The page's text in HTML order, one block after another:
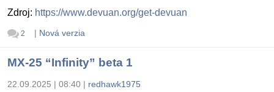
Zdroj: https://www.devuan.org/get-devuan
2 | Nová verzia
MX-25 “Infinity” beta 1
22.09.2025 | 08:40 | redhawk1975